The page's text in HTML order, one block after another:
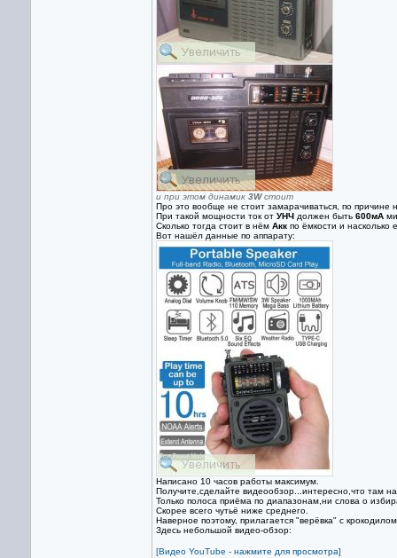
и при этом динамик 3Wстоит
Про это вообще не стоит замарачиваться, по причине
При такой мощности ток от УНЧ должен быть 600мА
Сколько тогда стоит в нём Акк по ёмкости и насколько
Вот нашёл данные по аппарату:
Написано 10 часов работы максимум.
Получите,сделайте видеообзор...интересно,что там
Только полоса приёма по диапазонам,ни слова о
Скорее всего чутьё ниже среднего.
Наверное поэтому, прилагается "верёвка" с
Здесь небольшой видео-обзор:
[Видео YouTube - нажмите для просмотра]